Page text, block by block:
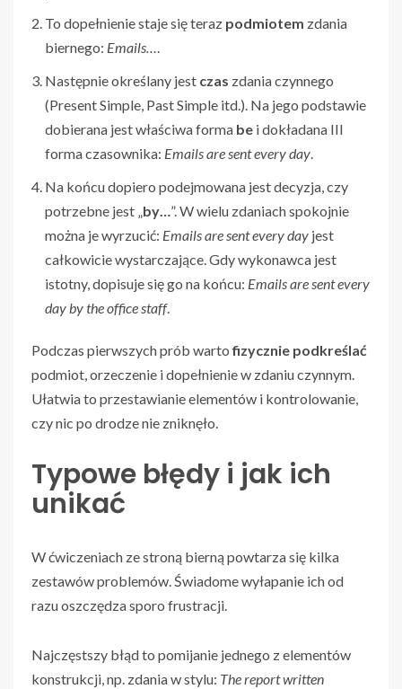
To dopełnienie staje się teraz podmiotem zdania
biernego: Emails….
Następnie określany jest czas zdania czynnego
(Present Simple, Past Simple itd.). Na jego podstawie
dobierana jest właściwa forma be i dokładana III
forma czasownika: Emails are sent every day.
Na końcu dopiero podejmowana jest decyzja, czy
potrzebne jest „by…”. W wielu zdaniach spokojnie
można je wyrzucić: Emails are sent every day jest
całkowicie wystarczające. Gdy wykonawca jest
istotny, dopisuje się go na końcu: Emails are sent every
day by the office staff.
Podczas pierwszych prób wartofizycznie podkreślać
podmiot, orzeczenie i dopełnienie w zdaniu czynnym.
Ułatwia to przestawianie elementów i kontrolowanie,
czy nic po drodze nie zniknęło.
Typowe błędy i jak ich
unikać
W ćwiczeniach ze stroną bierną powtarza się kilka
zestawów problemów. Świadome wyłapanie ich od
razu oszczędza sporo frustracji.
Najczęstszy błąd to pomijanie jednego z elementów
konstrukcji, np. zdania w stylu: The report written